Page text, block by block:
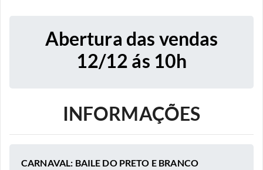
Abertura das vendas
12/12 ás 10h
INFORMAÇÕES
CARNAVAL: BAILE DO PRETO E BRANCO